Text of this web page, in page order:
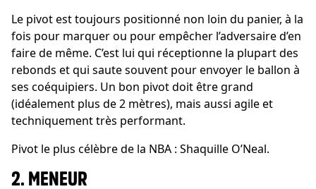
Le pivot est toujours positionné non loin du panier, à la
fois pour marquer ou pour empêcher l’adversaire d’en
faire de même. C’est lui qui réceptionne la plupart des
rebonds et qui saute souvent pour envoyer le ballon à
ses coéquipiers. Un bon pivot doit être grand
(idéalement plus de 2 mètres), mais aussi agile et
techniquement très performant.
Pivot le plus célèbre de la NBA : Shaquille O’Neal.
2. MENEUR